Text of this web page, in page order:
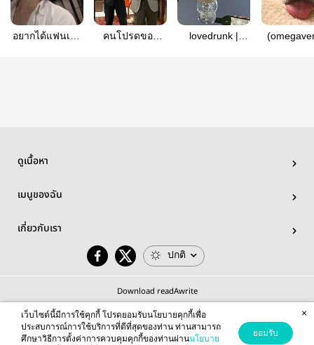
อยากได้แฟนเก่า
คนโปรดของ
lovedrunk |
ดูเนื้อหา
เมนูของฉัน
เกี่ยวกับเรา
ปกติ
Download readAwrite
เว็บไซต์นี้มีการใช้คุกกี้ โปรดยอมรับนโยบายคุกกี้เพื่อ
ประสบการณ์การใช้บริการที่ดีที่สุดของท่าน ท่านสามารถ
ศึกษาวิธีการตั้งค่าการควบคุมคุกกี้ของท่านผ่านนโยบาย
ยอมรับ
×